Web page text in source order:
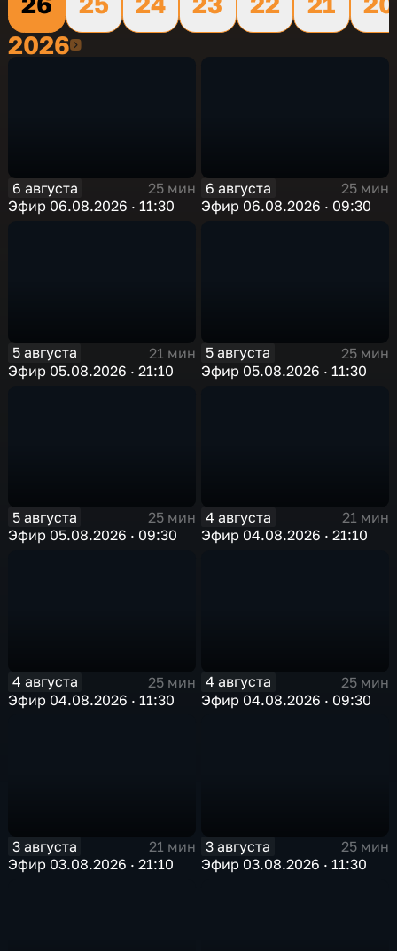
20262026
6 августа
25 мин
Эфир 06.08.2026 · 11:30
6 августа
25 мин
Эфир 06.08.2026 · 09:30
5 августа
21 мин
Эфир 05.08.2026 · 21:10
5 августа
25 мин
Эфир 05.08.2026 · 11:30
5 августа
25 мин
Эфир 05.08.2026 · 09:30
4 августа
21 мин
Эфир 04.08.2026 · 21:10
4 августа
25 мин
Эфир 04.08.2026 · 11:30
4 августа
25 мин
Эфир 04.08.2026 · 09:30
3 августа
21 мин
Эфир 03.08.2026 · 21:10
3 августа
25 мин
Эфир 03.08.2026 · 11:30